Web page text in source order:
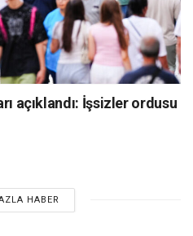
açıklandı: İşsizler ordusu
HABER